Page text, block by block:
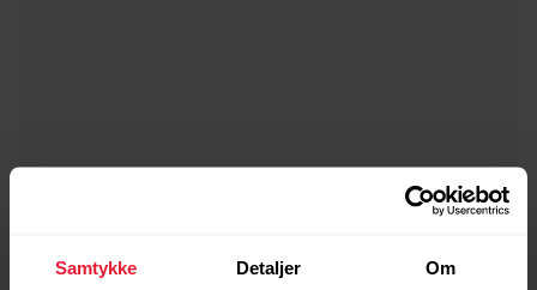
Samtykke Detaljer Om